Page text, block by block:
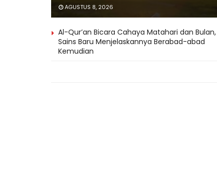
AGUSTUS 8, 2026
Al-Qur’an Bicara Cahaya Matahari dan Bulan,
Sains Baru Menjelaskannya Berabad-abad
Kemudian